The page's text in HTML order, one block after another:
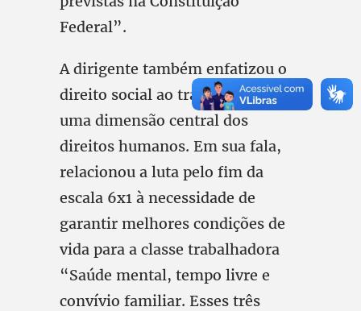
Federal”.
A dirigente também enfatizou o
direito social ao trabalho como
uma dimensão central dos
direitos humanos. Em sua fala,
relacionou a luta pelo fim da
escala 6x1 à necessidade de
garantir melhores condições de
vida para a classe trabalhadora
“Saúde mental, tempo livre e
convívio familiar. Esses três